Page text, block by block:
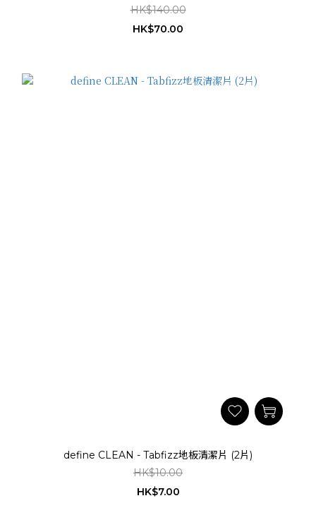
HK$140.00
HK$70.00
define CLEAN - Tabfizz地板清潔片 (2片)
HK$10.00
HK$7.00